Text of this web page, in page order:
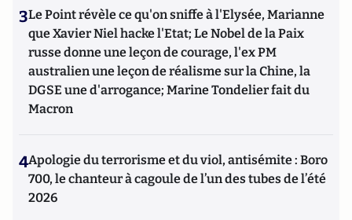
3Le Point révèle ce qu'on sniffe à l'Elysée, Marianne
que Xavier Niel hacke l'Etat; Le Nobel de la Paix
russe donne une leçon de courage, l'ex PM
australien une leçon de réalisme sur la Chine, la
DGSE une d'arrogance; Marine Tondelier fait du
Macron
4Apologie du terrorisme et du viol, antisémite : Boro
700, le chanteur à cagoule de l’un des tubes de l’été
2026